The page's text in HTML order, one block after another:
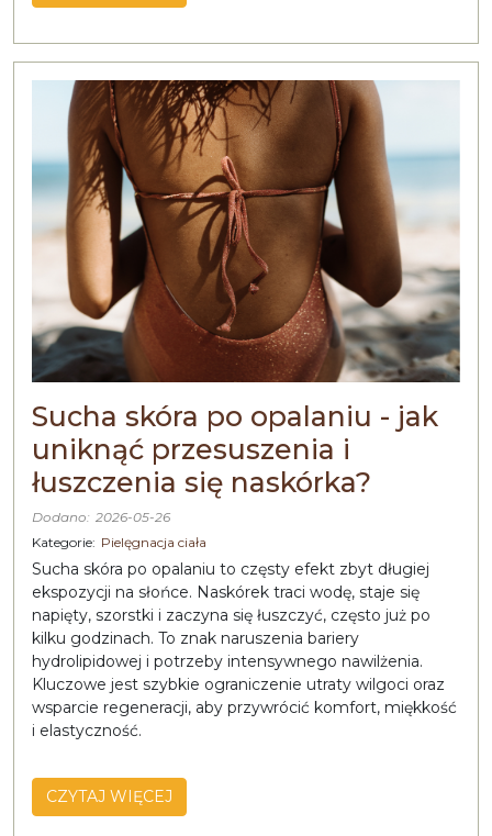
Sucha skóra po opalaniu - jak
uniknąć przesuszenia i
łuszczenia się naskórka?
Dodano: 2026-05-26
Kategorie: Pielęgnacja ciała
Sucha skóra po opalaniu to częsty efekt zbyt długiej
ekspozycji na słońce. Naskórek traci wodę, staje się
napięty, szorstki i zaczyna się łuszczyć, często już po
kilku godzinach. To znak naruszenia bariery
hydrolipidowej i potrzeby intensywnego nawilżenia.
Kluczowe jest szybkie ograniczenie utraty wilgoci oraz
wsparcie regeneracji, aby przywrócić komfort, miękkość
i elastyczność.
CZYTAJ WIĘCEJ